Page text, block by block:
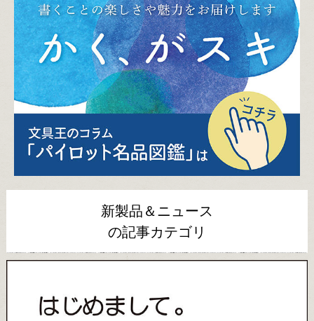
新製品＆ニュース
の記事カテゴリ